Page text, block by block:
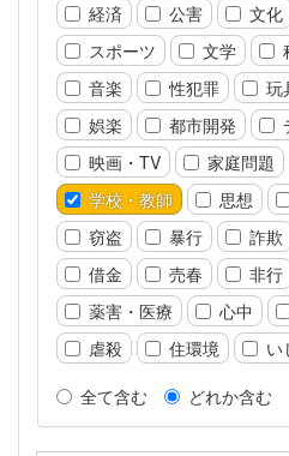
経済
公害 文化
スポーツ
文学
音楽
性犯罪 玩
娯楽
都市開発
映画・TV
家庭問題
学校・教師
思想
窃盗
暴行 詐欺
借金
売春 非行
薬害・医療
心中
虐殺
住環境 い
全て含む どれか含む